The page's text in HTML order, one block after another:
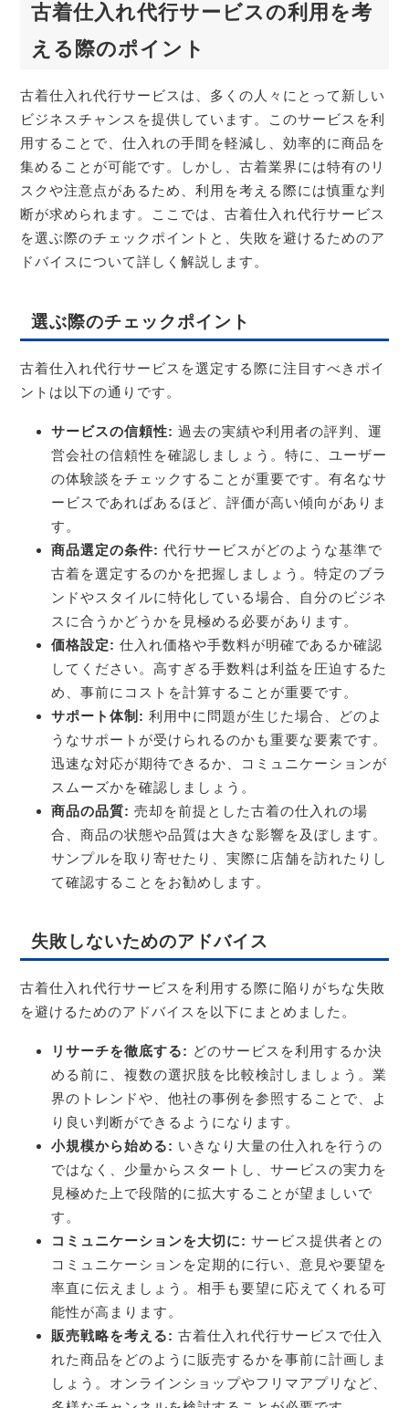
古着仕入れ代行サービスの利用を考
える際のポイント
古着仕入れ代行サービスは、多くの人々にとって新しい
ビジネスチャンスを提供しています。このサービスを利
用することで、仕入れの手間を軽減し、効率的に商品を
集めることが可能です。しかし、古着業界には特有のリ
スクや注意点があるため、利用を考える際には慎重な判
断が求められます。ここでは、古着仕入れ代行サービス
を選ぶ際のチェックポイントと、失敗を避けるためのア
ドバイスについて詳しく解説します。
選ぶ際のチェックポイント
古着仕入れ代行サービスを選定する際に注目すべきポイ
ントは以下の通りです。
サービスの信頼性: 過去の実績や利用者の評判、運
営会社の信頼性を確認しましょう。特に、ユーザー
の体験談をチェックすることが重要です。有名なサ
ービスであればあるほど、評価が高い傾向がありま
す。
商品選定の条件: 代行サービスがどのような基準で
古着を選定するのかを把握しましょう。特定のブラ
ンドやスタイルに特化している場合、自分のビジネ
スに合うかどうかを見極める必要があります。
価格設定: 仕入れ価格や手数料が明確であるか確認
してください。高すぎる手数料は利益を圧迫するた
め、事前にコストを計算することが重要です。
サポート体制: 利用中に問題が生じた場合、どのよ
うなサポートが受けられるのかも重要な要素です。
迅速な対応が期待できるか、コミュニケーションが
スムーズかを確認しましょう。
商品の品質: 売却を前提とした古着の仕入れの場
合、商品の状態や品質は大きな影響を及ぼします。
サンプルを取り寄せたり、実際に店舗を訪れたりし
て確認することをお勧めします。
失敗しないためのアドバイス
古着仕入れ代行サービスを利用する際に陥りがちな失敗
を避けるためのアドバイスを以下にまとめました。
リサーチを徹底する: どのサービスを利用するか決
める前に、複数の選択肢を比較検討しましょう。業
界のトレンドや、他社の事例を参照することで、よ
り良い判断ができるようになります。
小規模から始める: いきなり大量の仕入れを行うの
ではなく、少量からスタートし、サービスの実力を
見極めた上で段階的に拡大することが望ましいで
す。
コミュニケーションを大切に: サービス提供者との
コミュニケーションを定期的に行い、意見や要望を
率直に伝えましょう。相手も要望に応えてくれる可
能性が高まります。
販売戦略を考える: 古着仕入れ代行サービスで仕入
れた商品をどのように販売するかを事前に計画しま
しょう。オンラインショップやフリマアプリなど、